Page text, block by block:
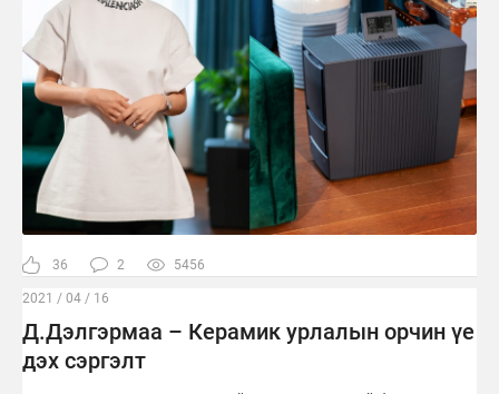
36 2 5456
2021 / 04 / 16
Д.Дэлгэрмаа – Керамик урлалын орчин үе
дэх сэргэлт